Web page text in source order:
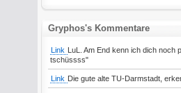
Gryphos's Kommentare
Link LuL. Am End kenn ich dich noch
tschüssss"
Link Die gute alte TU-Darmstadt,